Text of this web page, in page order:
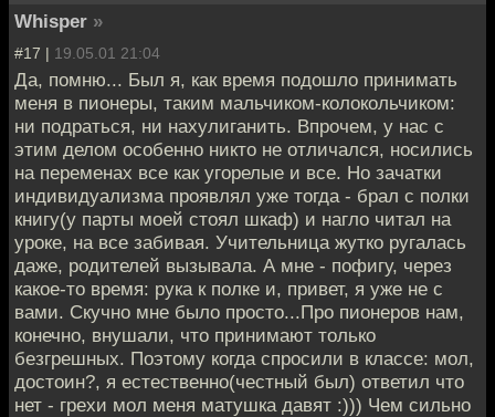
Whisper »
#17 | 19.05.01 21:04
Да, помню... Был я, как время подошло принимать
меня в пионеры, таким мальчиком-колокольчиком:
ни подраться, ни нахулиганить. Впрочем, у нас с
этим делом особенно никто не отличался, носились
на переменах все как угорелые и все. Но зачатки
индивидуализма проявлял уже тогда - брал с полки
книгу(у парты моей стоял шкаф) и нагло читал на
уроке, на все забивая. Учительница жутко ругалась
даже, родителей вызывала. А мне - пофигу, через
какое-то время: рука к полке и, привет, я уже не с
вами. Скучно мне было просто...Про пионеров нам,
конечно, внушали, что принимают только
безгрешных. Поэтому когда спросили в классе: мол,
достоин?, я естественно(честный был) ответил что
нет - грехи мол меня матушка давят :))) Чем сильно